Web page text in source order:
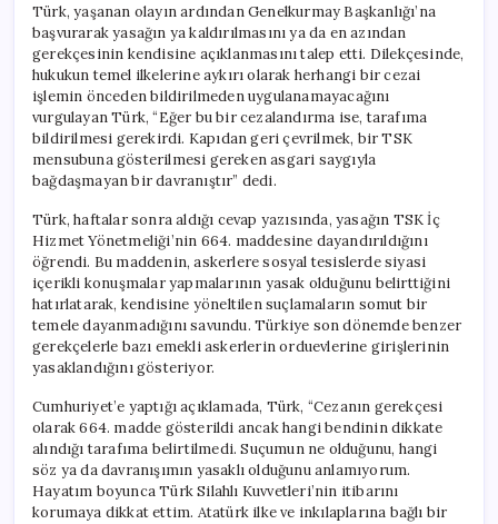
Türk, yaşanan olayın ardından Genelkurmay Başkanlığı’na
başvurarak yasağın ya kaldırılmasını ya da en azından
gerekçesinin kendisine açıklanmasını talep etti. Dilekçesinde,
hukukun temel ilkelerine aykırı olarak herhangi bir cezai
işlemin önceden bildirilmeden uygulanamayacağını
vurgulayan Türk, “Eğer bu bir cezalandırma ise, tarafıma
bildirilmesi gerekirdi. Kapıdan geri çevrilmek, bir TSK
mensubuna gösterilmesi gereken asgari saygıyla
bağdaşmayan bir davranıştır” dedi.
Türk, haftalar sonra aldığı cevap yazısında, yasağın TSK İç
Hizmet Yönetmeliği’nin 664. maddesine dayandırıldığını
öğrendi. Bu maddenin, askerlere sosyal tesislerde siyasi
içerikli konuşmalar yapmalarının yasak olduğunu belirttiğini
hatırlatarak, kendisine yöneltilen suçlamaların somut bir
temele dayanmadığını savundu. Türkiye son dönemde benzer
gerekçelerle bazı emekli askerlerin orduevlerine girişlerinin
yasaklandığını gösteriyor.
Cumhuriyet’e yaptığı açıklamada, Türk, “Cezanın gerekçesi
olarak 664. madde gösterildi ancak hangi bendinin dikkate
alındığı tarafıma belirtilmedi. Suçumun ne olduğunu, hangi
söz ya da davranışımın yasaklı olduğunu anlamıyorum.
Hayatım boyunca Türk Silahlı Kuvvetleri’nin itibarını
korumaya dikkat ettim. Atatürk ilke ve inkılaplarına bağlı bir